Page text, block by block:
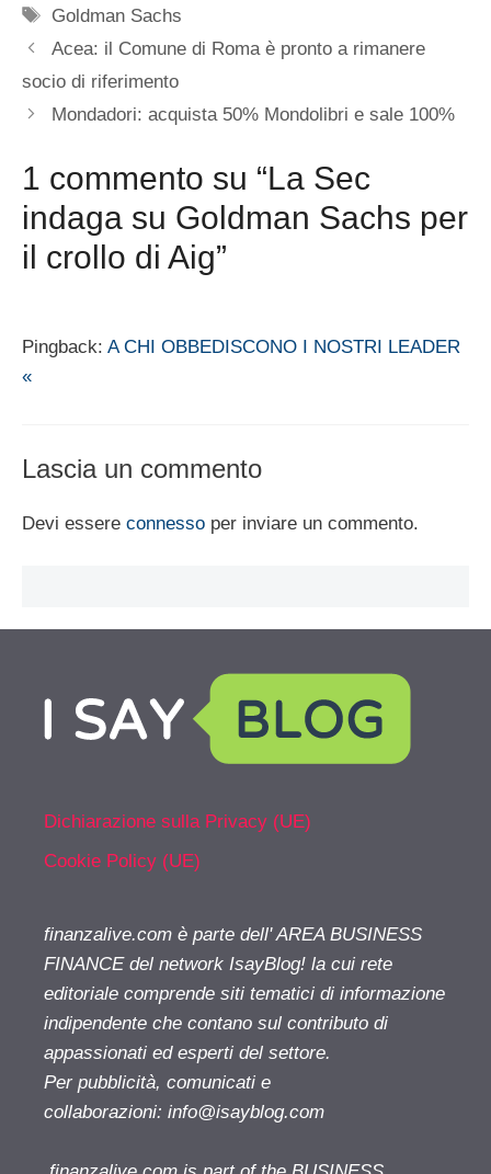
Tag
Goldman Sachs
Acea: il Comune di Roma è pronto a rimanere
socio di riferimento
Mondadori: acquista 50% Mondolibri e sale 100%
1 commento su “La Sec
indaga su Goldman Sachs per
il crollo di Aig”
Pingback: A CHI OBBEDISCONO I NOSTRI LEADER
«
Lascia un commento
Devi essere connesso per inviare un commento.
Dichiarazione sulla Privacy (UE)
Cookie Policy (UE)
finanzalive.com è parte dell' AREA BUSINESS
FINANCE del network IsayBlog! la cui rete
editoriale comprende siti tematici di informazione
indipendente che contano sul contributo di
appassionati ed esperti del settore.
Per pubblicità, comunicati e
collaborazioni: info@isayblog.com